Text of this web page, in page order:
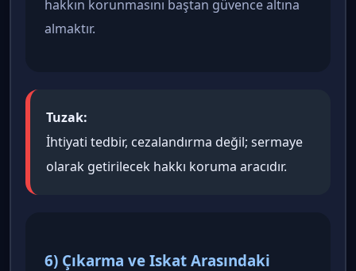
hakkın korunmasını baştan güvence altına
almaktır.
Tuzak:
İhtiyati tedbir, cezalandırma değil; sermaye
olarak getirilecek hakkı koruma aracıdır.
6) Çıkarma ve Iskat Arasındaki